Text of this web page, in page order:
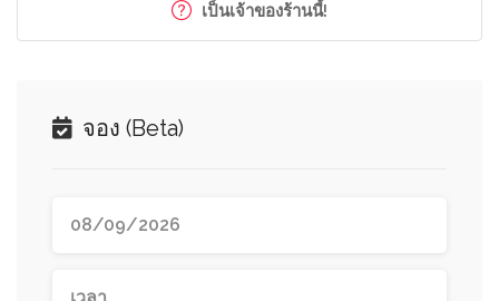
เป็นเจ้าของร้านนี้!
จอง (Beta)